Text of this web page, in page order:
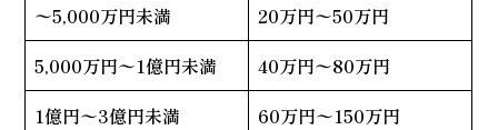
〜5,000万円未満
20万円〜50万円
5,000万円〜1億円未満
40万円〜80万円
1億円〜3億円未満
60万円〜150万円